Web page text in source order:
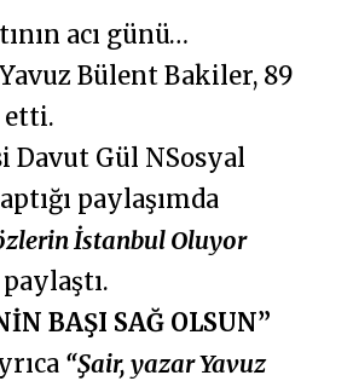
acı günü…
Bülent Bakiler, 89
etti.
Davut Gül NSosyal
paylaşımda
İstanbul Oluyor
BAŞI SAĞ OLSUN”
“Şair, yazar Yavuz